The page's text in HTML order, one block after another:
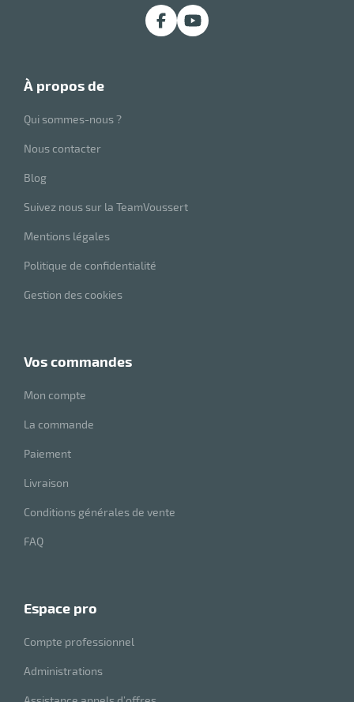
à propos de
Qui sommes-nous ?
Nous contacter
Blog
Suivez nous sur la TeamVoussert
Mentions légales
Politique de confidentialité
Gestion des cookies
vos commandes
Mon compte
La commande
Paiement
Livraison
Conditions générales de vente
FAQ
espace pro
Compte professionnel
Administrations